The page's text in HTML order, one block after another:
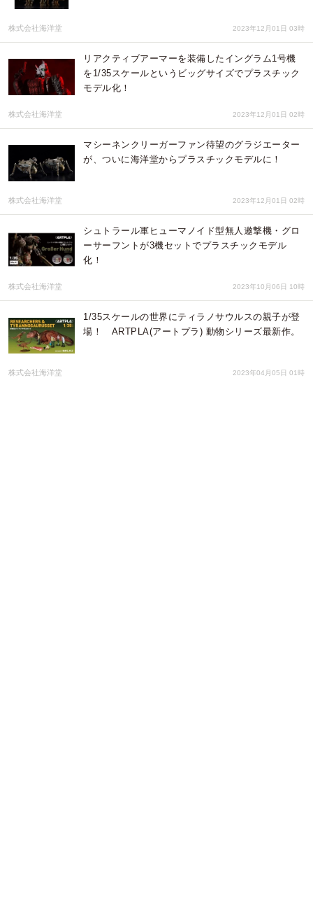
株式会社海洋堂 2023年12月01日 03時
リアクティブアーマーを装備したイングラム1号機
を1/35スケールというビッグサイズでプラスチック
モデル化！
株式会社海洋堂 2023年12月01日 02時
マシーネンクリーガーファン待望のグラジエーター
が、ついに海洋堂からプラスチックモデルに！
株式会社海洋堂 2023年12月01日 02時
シュトラール軍ヒューマノイド型無人邀撃機・グロ
ーサーフントが3機セットでプラスチックモデル
化！
株式会社海洋堂 2023年10月06日 10時
1/35スケールの世界にティラノサウルスの親子が登
場！ ARTPLA(アートプラ) 動物シリーズ最新作。
株式会社海洋堂 2023年04月05日 01時